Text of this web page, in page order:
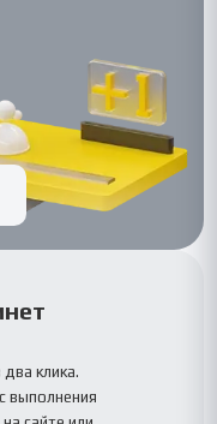
два клика.
выполнения